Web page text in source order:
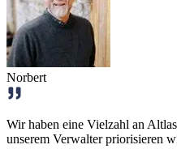
Norbert
Wir haben eine Vielzahl an
unserem Verwalter priorisieren